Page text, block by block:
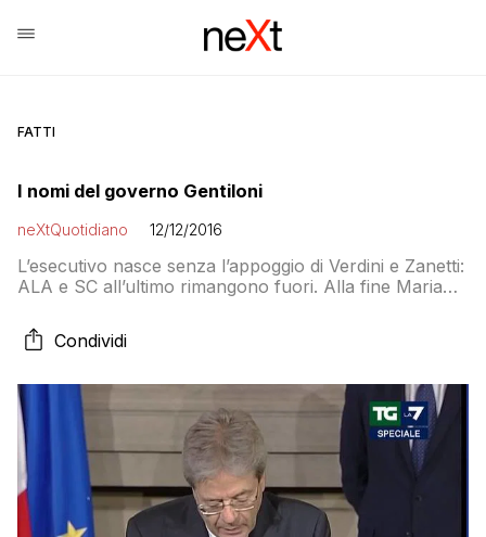
FATTI
I nomi del governo Gentiloni
neXtQuotidiano 12/12/2016
L’esecutivo nasce senza l’appoggio di Verdini e Zanetti:
ALA e SC all’ultimo rimangono fuori. Alla fine Maria
presidenza del Consiglio. A Lotti la delega allo Sport. I
volti nuovi sono Finocchiaro, Fedeli e Minniti
Condividi